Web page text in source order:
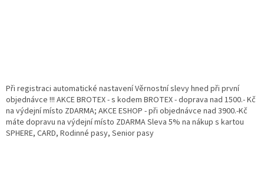
Při registraci automatické nastavení Věrnostní slevy hned při první
objednávce !!! AKCE BROTEX - s kodem BROTEX - doprava nad 1500.- Kč
na výdejní místo ZDARMA; AKCE ESHOP - při objednávce nad 3900.-Kč
máte dopravu na výdejní místo ZDARMA Sleva 5% na nákup s kartou
SPHERE, CARD, Rodinné pasy, Senior pasy